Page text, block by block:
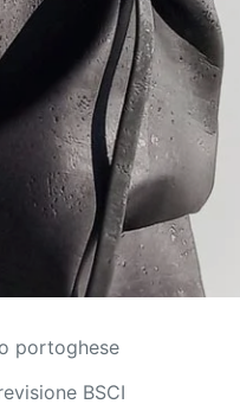
portoghese
BSCI